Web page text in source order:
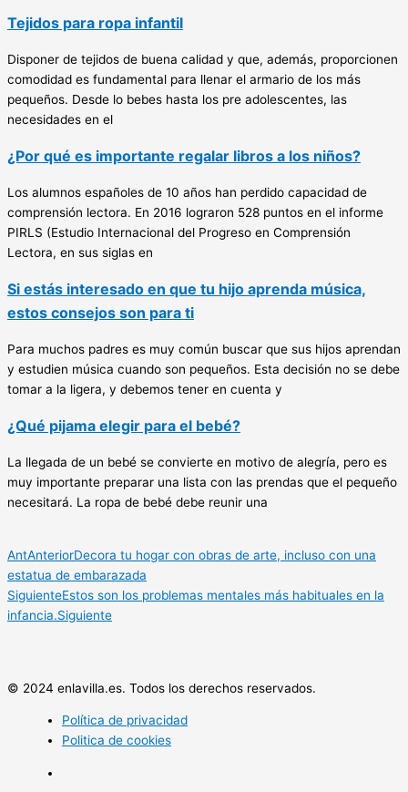
Tejidos para ropa infantil
Disponer de tejidos de buena calidad y que, además, proporcionen
comodidad es fundamental para llenar el armario de los más
pequeños. Desde lo bebes hasta los pre adolescentes, las
necesidades en el
¿Por qué es importante regalar libros a los niños?
Los alumnos españoles de 10 años han perdido capacidad de
comprensión lectora. En 2016 lograron 528 puntos en el informe
PIRLS (Estudio Internacional del Progreso en Comprensión
Lectora, en sus siglas en
Si estás interesado en que tu hijo aprenda música,
estos consejos son para ti
Para muchos padres es muy común buscar que sus hijos aprendan
y estudien música cuando son pequeños. Esta decisión no se debe
tomar a la ligera, y debemos tener en cuenta y
¿Qué pijama elegir para el bebé?
La llegada de un bebé se convierte en motivo de alegría, pero es
muy importante preparar una lista con las prendas que el pequeño
necesitará. La ropa de bebé debe reunir una
AntAnteriorDecora tu hogar con obras de arte, incluso con una
estatua de embarazada
SiguienteEstos son los problemas mentales más habituales en la
infancia.Siguiente
© 2024 enlavilla.es. Todos los derechos reservados.
Política de privacidad
Politica de cookies